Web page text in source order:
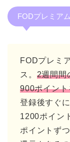
FODプレミア
FODプレミ
ス。 2週間間
900ポイン
登録後すぐ
1200ポイン
ポイントず